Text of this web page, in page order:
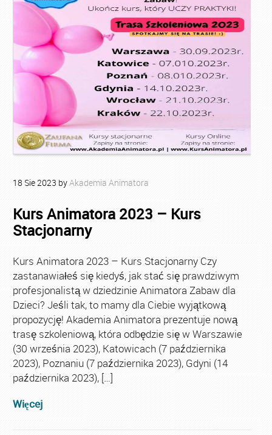
18 Sie2023 byAkademia Animatora
Kurs Animatora 2023 – Kurs
Stacjonarny
Kurs Animatora 2023 – Kurs Stacjonarny Czy
zastanawiałeś się kiedyś, jak stać się prawdziwym
profesjonalistą w dziedzinie Animatora Zabaw dla
Dzieci? Jeśli tak, to mamy dla Ciebie wyjątkową
propozycję! Akademia Animatora prezentuje nową
trasę szkoleniową, która odbędzie się w Warszawie
(30 września 2023), Katowicach (7 października
2023), Poznaniu (7 października 2023), Gdyni (14
października 2023), […]
Więcej